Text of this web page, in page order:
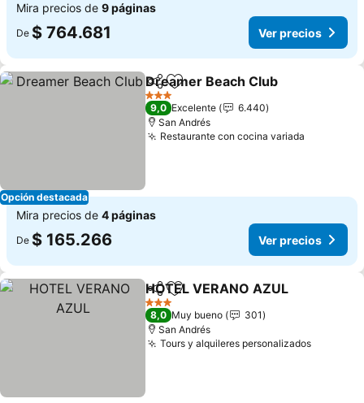
Mira precios de 9 páginas
De $ 764.681 Ver precios
Opción destacada
CompartirAgregar a favoritos
Dreamer Beach Club
3 Estrellas
9,0 Excelente
6.440
San Andrés
Restaurante con cocina variada
Mira precios de 4 páginas
De $ 165.266 Ver precios
CompartirAgregar a favoritos
HOTEL VERANO AZUL
3 Estrellas
8,0 Muy bueno
301
San Andrés
Tours y alquileres personalizadosVer